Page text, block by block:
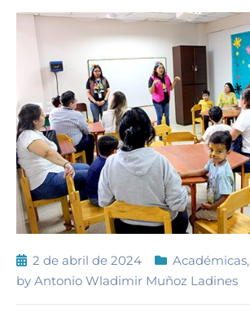
2 de abril de 2024 Académicas,
by Antonio Wladimir Muñoz Ladines